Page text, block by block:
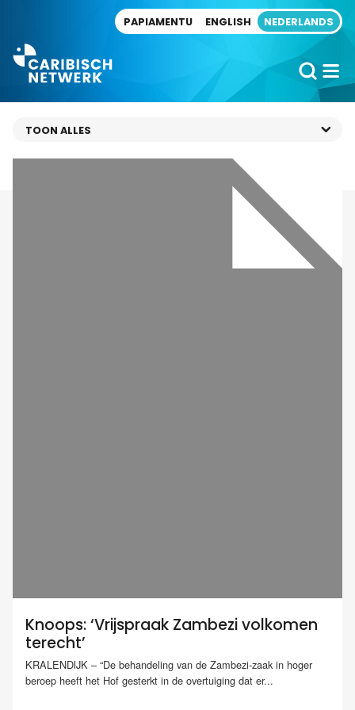
PAPIAMENTU ENGLISH NEDERLANDS
Knoops: ‘Vrijspraak Zambezi volkomen
terecht’
KRALENDIJK – “De behandeling van de Zambezi-zaak in hoger
beroep heeft het Hof gesterkt in de overtuiging dat er...